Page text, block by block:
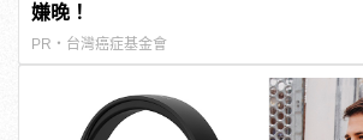
嫌晚！
PR・台灣癌症基金會